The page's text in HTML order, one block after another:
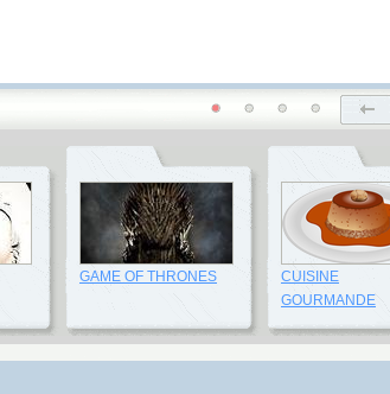
GAME OF THRONES
CUISINE
GOURMANDE